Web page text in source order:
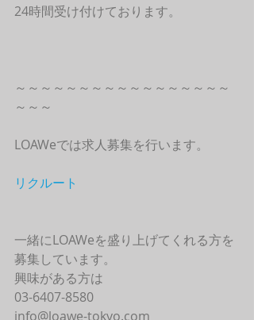
24時間受け付けております。
～～～～～～～～～～～～～～～～～
～～～
LOAWeでは求人募集を行います。
リクルート
一緒にLOAWeを盛り上げてくれる方を
募集しています。
興味がある方は
03-6407-8580
info@loawe-tokyo.com